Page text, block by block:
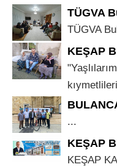
TÜGVA
TÜGVA
KEŞAP
...
KEŞAP
KEŞAP